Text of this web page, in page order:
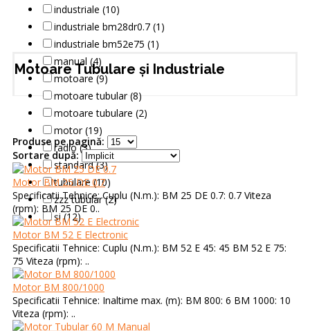
industriale (10)
industriale bm28dr0.7 (1)
industriale bm52e75 (1)
manual (4)
motoare (9)
motoare tubular (8)
motoare tubulare (2)
motor (19)
radio (3)
standard (3)
tubulare (10)
zzz tubular (2)
și (12)
Motoare Tubulare și Industriale
Produse pe pagină:
Sortare după:
Motor BM 25 DE 0.7
Specificatii Tehnice: Cuplu (N.m.): BM 25 DE 0.7: 0.7 Viteza
(rpm): BM 25 DE 0..
Motor BM 52 E Electronic
Specificatii Tehnice: Cuplu (N.m.): BM 52 E 45: 45 BM 52 E 75:
75 Viteza (rpm): ..
Motor BM 800/1000
Specificatii Tehnice: Inaltime max. (m): BM 800: 6 BM 1000: 10
Viteza (rpm): ..